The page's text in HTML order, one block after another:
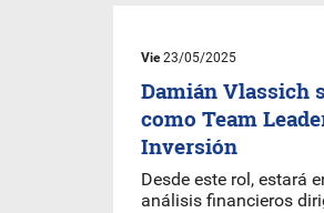
Vie23/05/2025
Damián Vlassich
como Team
Inversión
Desde este rol, estará
análisis financieros